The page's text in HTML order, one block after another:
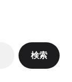
検索